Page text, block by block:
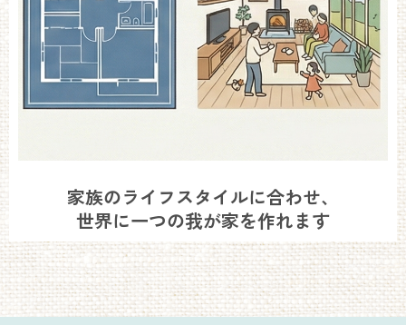
家族のライフスタイルに合わせ、
世界に一つの我が家を作れます